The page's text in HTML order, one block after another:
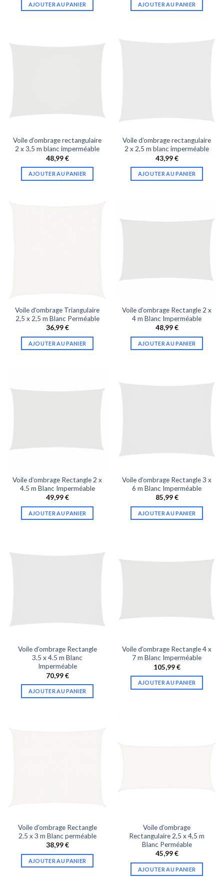
AJOUTER AU PANIER AJOUTER AU PANIER
Voile d’ombrage rectangulaire
2 x 3,5 m blanc imperméable
48,99€
AJOUTER AU PANIER
Voile d’ombrage rectangulaire
2 x 2,5 m blanc imperméable
43,99€
AJOUTER AU PANIER
Voile d’ombrage Triangulaire
2,5 x 2,5 m Blanc Perméable
36,99€
AJOUTER AU PANIER
Voile d’ombrage Rectangle 2 x
4 m Blanc Imperméable
48,99€
AJOUTER AU PANIER
Voile d’ombrage Rectangle 2 x
4.5 m Blanc Imperméable
49,99€
AJOUTER AU PANIER
Voile d’ombrage Rectangle 3 x
6 m Blanc Imperméable
85,99€
AJOUTER AU PANIER
Voile d’ombrage Rectangle
3.5 x 4.5 m Blanc
Imperméable
70,99€
AJOUTER AU PANIER
Voile d’ombrage Rectangle 4 x
7 m Blanc Imperméable
105,99€
AJOUTER AU PANIER
Voile d’ombrage Rectangle
2.5 x 3 m Blanc perméable
38,99€
AJOUTER AU PANIER
Voile d’ombrage
Rectangulaire 2,5 x 4,5 m
Blanc Perméable
45,99€
AJOUTER AU PANIER